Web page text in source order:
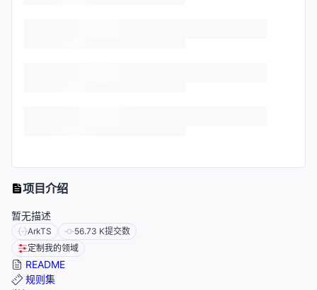
项目介绍
暂无描述
ArkTS 56.73 K提交数
定制我的领域
README
规则集